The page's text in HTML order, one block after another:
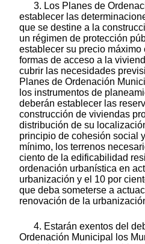
3. Los Planes de
establecer las
que se destine a la
un régimen de protección
establecer su precio
formas de acceso a la
cubrir las necesidades
Planes de Ordenación
los instrumentos de
deberán establecer las
construcción de viviendas
distribución de su
principio de cohesión social
mínimo, los terrenos
ciento de la edificabilidad
ordenación urbanística en
urbanización y el 10 por
que deba someterse a
renovación de la
4. Estarán exentos del
Ordenación Municipal los